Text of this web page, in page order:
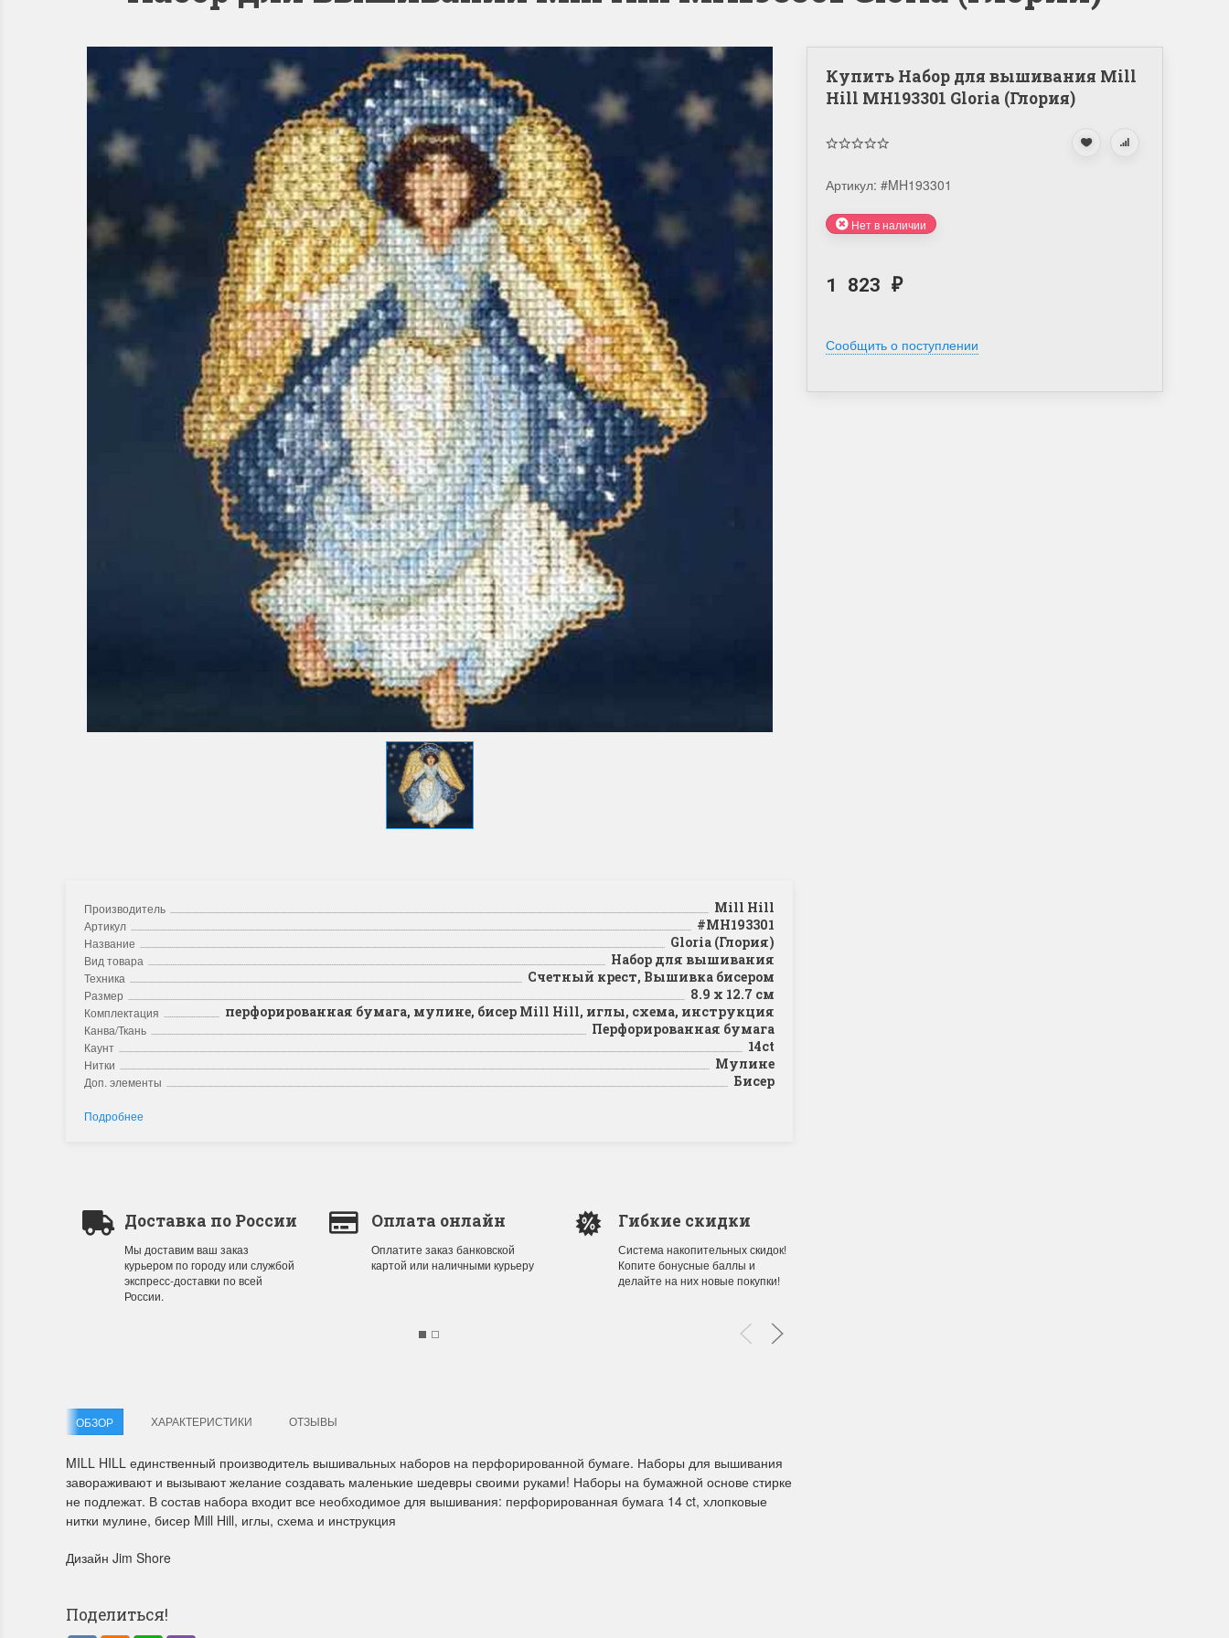
Летние Скидки
Анастасия Туманова
1 июня 2024 11:29
американской сборки. Спешите купить...
Поступление новинок
На склад приехали новинки от всеми
любимых "Чудесной иглы" и "Жар-Птицы"....
Dimensions 35231 Willow
Производитель Mill Hill
Артикул #MH193301
Название Gloria (Глория)
Вид товара Набор для вышивания
Техника Счетный крест, Вышивка бисером
Размер 8.9 x 12.7 см
Комплектация перфорированная бумага, мулине, бисер Mill Hill, иглы, схема, инструкция
Канва/Ткань Перфорированная бумага
Каунт 14ct
Нитки Мулине
Доп. элементы Бисер
Подробнее
Доставка по России
Мы доставим ваш заказ
курьером по городу или службой
экспресс-доставки по всей
России.
Оплата онлайн
Оплатите заказ банковской
картой или наличными курьеру
Гибкие скидки
Система накопительных скидок!
Копите бонусные баллы и
делайте на них новые покупки!
ОБЗОР ХАРАКТЕРИСТИКИ ОТЗЫВЫ
MILL HILL единственный производитель вышивальных наборов на перфорированной бумаге. Наборы для вышивания
завораживают и вызывают желание создавать маленькие шедевры своими руками! Наборы на бумажной основе стирке
не подлежат. В состав набора входит все необходимое для вышивания: перфорированная бумага 14 ct, хлопковые
нитки мулине, бисер Mill Hill, иглы, схема и инструкция
Дизайн Jim Shore
Поделиться!
Купить Набор для вышивания Mill
Hill MH193301 Gloria (Глория)
Артикул: #MH193301
Нет в наличии
1 823 ₽
Сообщить о поступлении